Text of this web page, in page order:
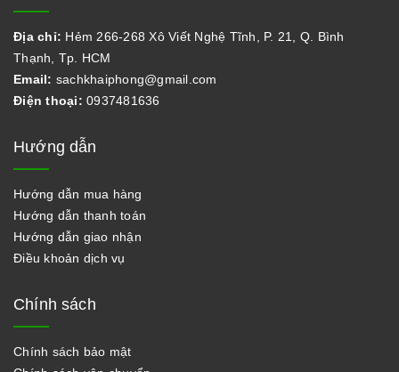
Địa chỉ: Hẻm 266-268 Xô Viết Nghệ Tĩnh, P. 21, Q. Bình
Thạnh, Tp. HCM
Email: sachkhaiphong@gmail.com
Điện thoại: 0937481636
Hướng dẫn
Hướng dẫn mua hàng
Hướng dẫn thanh toán
Hướng dẫn giao nhận
Điều khoản dịch vụ
Chính sách
Chính sách bảo mật